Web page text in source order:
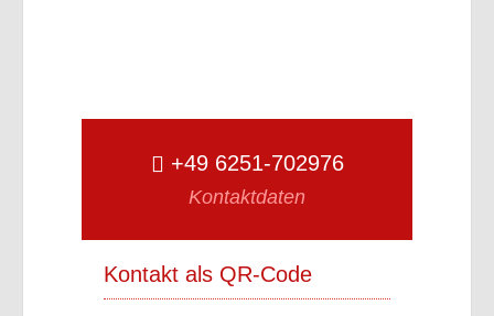
+49 6251-702976
Kontaktdaten
Kontakt als QR-Code